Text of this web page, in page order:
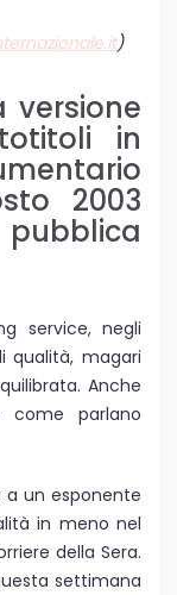
)
versione
in
2003
service, negli
qualità, magari
Anche
come parlano
a un esponente
in meno nel
della Sera.
settimana